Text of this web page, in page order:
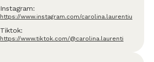
Instagram:
https://www.instagram.com/carolina.laurentiu
Tiktok:
https://www.tiktok.com/@carolina.laurenti